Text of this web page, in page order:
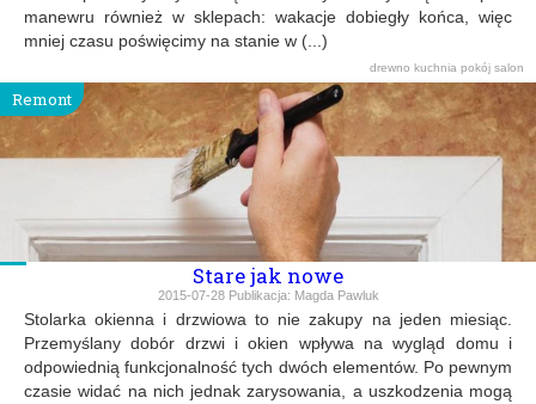
manewru również w sklepach: wakacje dobiegły końca, więc
mniej czasu poświęcimy na stanie w (...)
drewno kuchnia pokój salon
Remont
Stare jak nowe
2015-07-28Publikacja: Magda Pawluk
Stolarka okienna i drzwiowa to nie zakupy na jeden miesiąc.
Przemyślany dobór drzwi i okien wpływa na wygląd domu i
odpowiednią funkcjonalność tych dwóch elementów. Po pewnym
czasie widać na nich jednak zarysowania, a uszkodzenia mogą